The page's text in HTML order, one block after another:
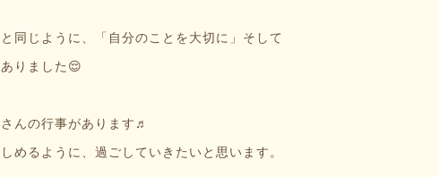
同じように、「自分のことを大切に」そして
りました😌
んの行事があります♬
めるように、過ごしていきたいと思います。